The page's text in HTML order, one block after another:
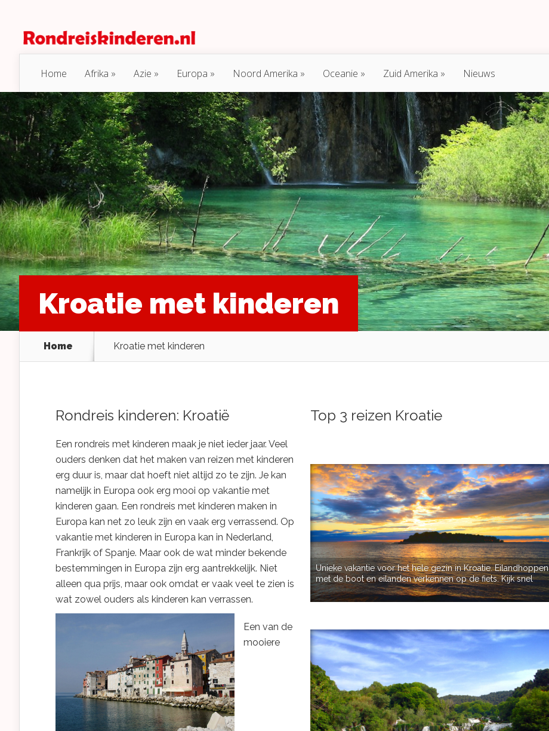
Home Afrika Azie Europa Noord Amerika Oceanie Zuid Amerika Nieuws
Kroatie met kinderen
Home Kroatie met kinderen
Rondreis kinderen: Kroatië
Een rondreis met kinderen maak je niet ieder jaar. Veel
ouders denken dat het maken van reizen met kinderen
erg duur is, maar dat hoeft niet altijd zo te zijn. Je kan
namelijk in Europa ook erg mooi op vakantie met
kinderen gaan. Een rondreis met kinderen maken in
Europa kan net zo leuk zijn en vaak erg verrassend. Op
vakantie met kinderen in Europa kan in Nederland,
Frankrijk of Spanje. Maar ook de wat minder bekende
bestemmingen in Europa zijn erg aantrekkelijk. Niet
alleen qua prijs, maar ook omdat er vaak veel te zien is
wat zowel ouders als kinderen kan verrassen.
Een van de
mooiere
Top 3 reizen Kroatie
Unieke vakantie voor het hele gezin in Kroatie. Eilandhoppen
met de boot en eilanden verkennen op de fiets. Kijk snel